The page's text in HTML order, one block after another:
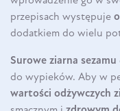
przepisach występuje
dodatkiem do wielu
Surowe ziarna sezamu
do wypieków. Aby w
wartości odżywczych